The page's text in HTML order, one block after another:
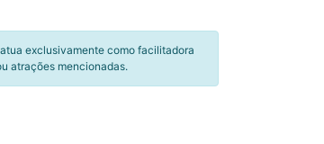
exclusivamente como facilitadora
atrações mencionadas.